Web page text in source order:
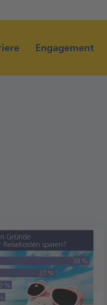
(Enter drücken)
Engagement